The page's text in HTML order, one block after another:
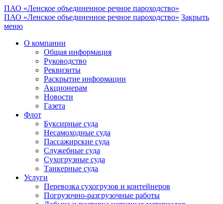
ПАО «Ленское объединенное речное пароходство»
ПАО «Ленское объединенное речное пароходство» Закрыть
меню
О компании
Общая информация
Руководство
Реквизиты
Раскрытие информации
Акционерам
Новости
Газета
Флот
Буксирные суда
Несамоходные суда
Пассажирские суда
Служебные суда
Сухогрузные суда
Танкерные суда
Услуги
Перевозка сухогрузов и контейнеров
Погрузочно-разгрузочные работы